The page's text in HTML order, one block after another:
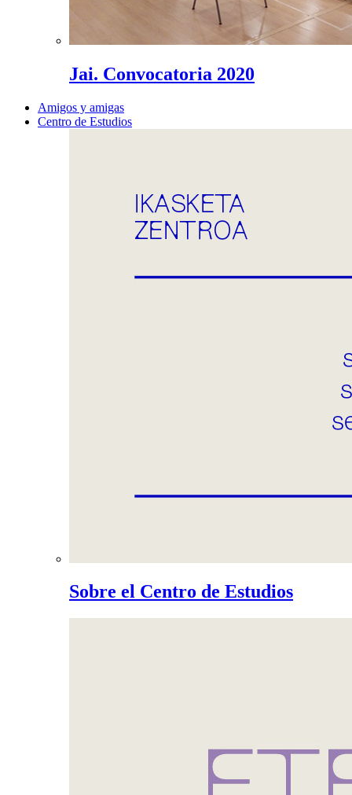
Jai. Convocatoria 2020
Amigos y amigas
Centro de Estudios
Sobre el Centro de Estudios